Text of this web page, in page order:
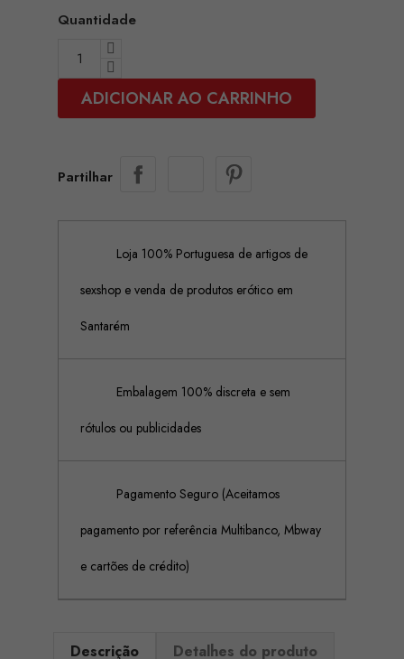
Quantidade
ADICIONAR AO CARRINHO
Partilhar
Loja 100% Portuguesa de artigos de
sexshop e venda de produtos erótico em
Santarém
Embalagem 100% discreta e sem
rótulos ou publicidades
Pagamento Seguro (Aceitamos
pagamento por referência Multibanco, Mbway
e cartões de crédito)
Descrição Detalhes do produto